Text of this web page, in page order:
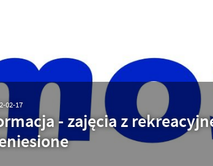
02-17
- zajęcia z